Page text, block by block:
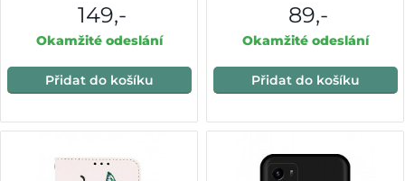
149,-
Okamžité odeslání
Přidat do košíku
89,-
Okamžité odeslání
Přidat do košíku